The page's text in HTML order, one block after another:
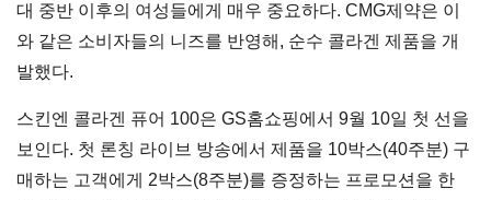
대 중반 이후의 여성들에게 매우 중요하다. CMG제약은 이
와 같은 소비자들의 니즈를 반영해, 순수 콜라겐 제품을 개
발했다.
스킨엔 콜라겐 퓨어 100은 GS홈쇼핑에서 9월 10일 첫 선을
보인다. 첫 론칭 라이브 방송에서 제품을 10박스(40주분) 구
매하는 고객에게 2박스(8주분)를 증정하는 프로모션을 한